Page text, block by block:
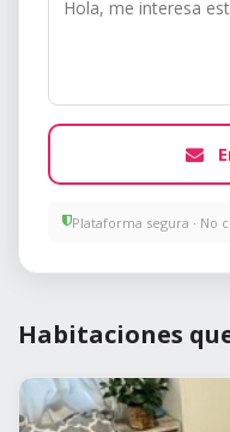
Plataforma segura · No
Habitaciones